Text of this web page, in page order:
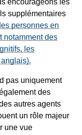
supplémentaires
personnes en
notamment des
les
pas uniquement
des
autres agents
un rôle majeur
une vue